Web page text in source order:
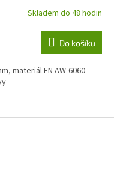
Skladem do 48 hodin
Do košíku
materiál EN AW-6060